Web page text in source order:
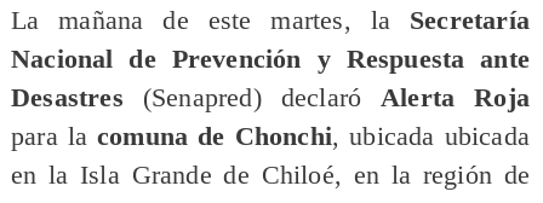
​La mañana de este martes, la Secretaría
Nacional de Prevención y Respuesta ante
Desastres (Senapred) declaróAlerta Roja
para lacomuna de Chonchi, ubicada ubicada
en la Isla Grande de Chiloé, en la región de